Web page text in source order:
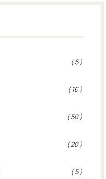
( 5 )
( 16 )
( 50 )
( 20 )
( 5 )